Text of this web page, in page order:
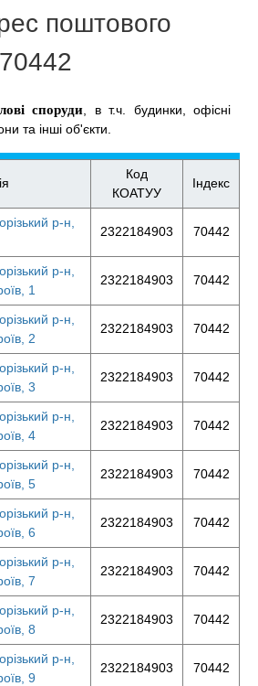
поштового
споруди , в т.ч. будинки, офісні
та інші об'єкти.
Код
КОАТУУ
Індекс
р-н,
2322184903 70442
р-н,
1
2322184903 70442
р-н,
2
2322184903 70442
р-н,
3
2322184903 70442
р-н,
4
2322184903 70442
р-н,
5
2322184903 70442
р-н,
6
2322184903 70442
р-н,
7
2322184903 70442
р-н,
8
2322184903 70442
р-н,
9
2322184903 70442